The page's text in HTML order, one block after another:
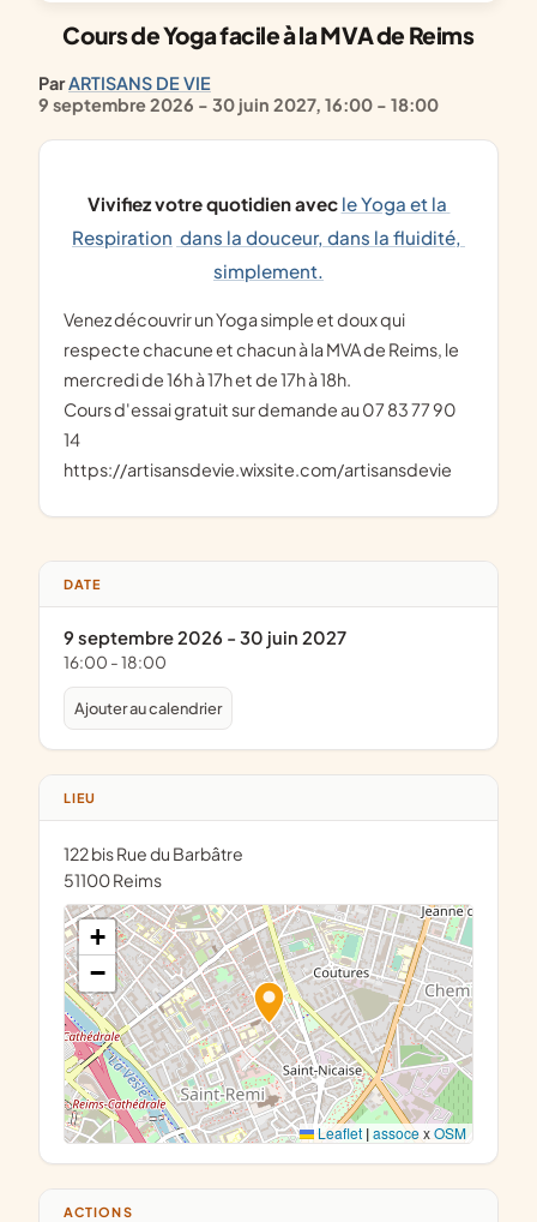
Cours de Yoga facile à la MVA de Reims
ParARTISANS DE VIE
9 septembre 2026 - 30 juin 2027, 16:00 - 18:00
Vivifiez votre quotidien avec le Yoga et la
Respiration dans la douceur, dans la fluidité,
simplement.
Venez découvrir un Yoga simple et doux qui
respecte chacune et chacun à la MVA de Reims, le
mercredi de 16h à 17h et de 17h à 18h.
Cours d'essai gratuit sur demande au 07 83 77 90
14
https://artisansdevie.wixsite.com/artisansdevie
DATE
9 septembre 2026 - 30 juin 2027
16:00 - 18:00
Ajouter au calendrier
LIEU
122 bis Rue du Barbâtre
51100 Reims
+
−
Leaflet |assocexOSM
ACTIONS